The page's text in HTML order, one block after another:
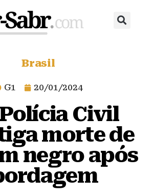
Brasil
G1 20/01/2024
Civil
morte de
negro após